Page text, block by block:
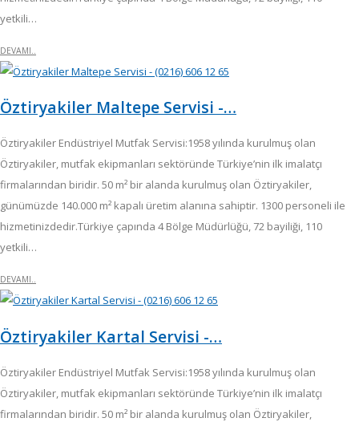
yetkili…
DEVAMI..
Öztiryakiler Maltepe Servisi -…
Öztiryakiler Endüstriyel Mutfak Servisi:1958 yılında kurulmuş olan
Öztiryakiler, mutfak ekipmanları sektöründe Türkiye’nin ilk imalatçı
firmalarından biridir. 50 m² bir alanda kurulmuş olan Öztiryakiler,
günümüzde 140.000 m² kapalı üretim alanına sahiptir. 1300 personeli ile
hizmetinizdedir.Türkiye çapında 4 Bölge Müdürlüğü, 72 bayiliği, 110
yetkili…
DEVAMI..
Öztiryakiler Kartal Servisi -…
Öztiryakiler Endüstriyel Mutfak Servisi:1958 yılında kurulmuş olan
Öztiryakiler, mutfak ekipmanları sektöründe Türkiye’nin ilk imalatçı
firmalarından biridir. 50 m² bir alanda kurulmuş olan Öztiryakiler,